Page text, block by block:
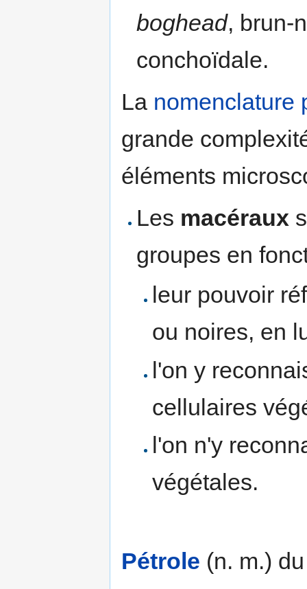
boghead, brun-
conchoïdale.
La nomenclature
grande
éléments
Les macéraux
groupes en
leur pouvoir
ou noires, en
l'on y
cellulaires
l'on n'y
végétales.
Pétrole (n. m.)